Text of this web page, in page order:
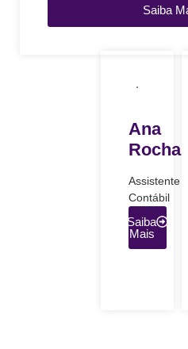
Saiba
Ana
Rocha
Assistente
Contábil
Saiba
Mais